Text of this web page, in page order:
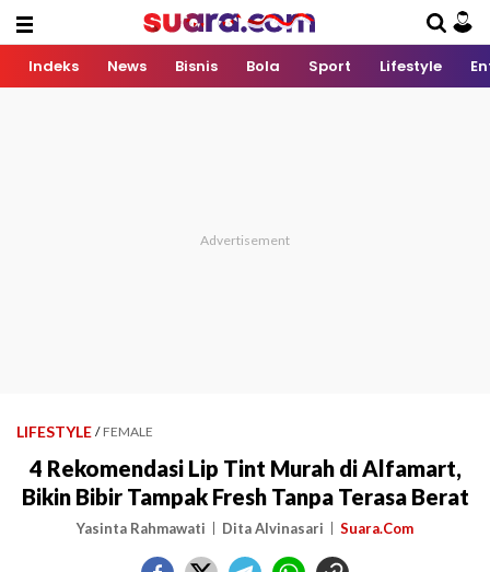
Indeks News Bisnis Bola Sport Lifestyle
LIFESTYLE / FEMALE
4 Rekomendasi Lip Tint Murah di Alfamart,
Bikin Bibir Tampak Fresh Tanpa Terasa Berat
Yasinta Rahmawati Dita Alvinasari Suara.Com